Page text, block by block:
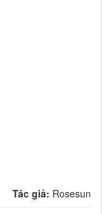
Tác giả: Rosesun